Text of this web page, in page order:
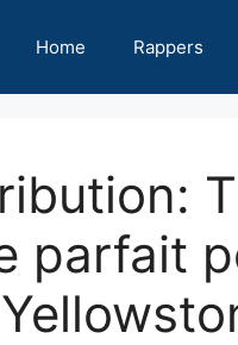
Home Rappers
parfait